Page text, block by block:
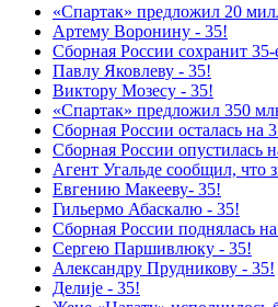
«Спартак» предложил 20
Артему Воронину - 35!
Сборная России сохранит
Павлу Яковлеву - 35!
Виктору Мозесу - 35!
«Спартак» предложил 350
Сборная России осталась
Сборная России опустилась
Агент Угальде сообщил, что
Евгению Макееву- 35!
Гильермо Абаскалю - 35!
Сборная России поднялась
Сергею Паршивлюку - 35!
Александру Прудникову - 35!
Делиjе - 35!